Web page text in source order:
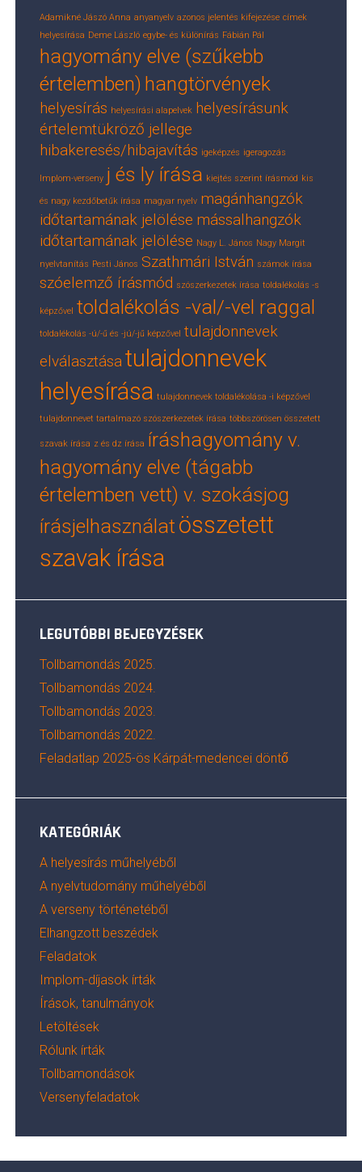
Adamikné Jászó Anna anyanyelv azonos jelentés kifejezése címek
helyesírása Deme László egybe- és különírás Fábián Pál
hagyomány elve (szűkebb
értelemben) hangtörvények
helyesírás helyesírási alapelvek helyesírásunk
értelemtükröző jellege
hibakeresés/hibajavítás igeképzés igeragozás
Implom-verseny j és ly írása kiejtés szerint írásmód kis
és nagy kezdőbetűk írása magyar nyelv magánhangzók
időtartamának jelölése mássalhangzók
időtartamának jelölése Nagy L. János Nagy Margit
nyelvtanítás Pesti János Szathmári István számok írása
szóelemző írásmód szószerkezetek írása toldalékolás -s
képzővel toldalékolás -val/-vel raggal
toldalékolás -ú/-ű és -jú/-jű képzővel tulajdonnevek
elválasztásatulajdonnevek
helyesírása tulajdonnevek toldalékolása -i képzővel
tulajdonnevet tartalmazó szószerkezetek írása többszörösen összetett
szavak írása z és dz írása íráshagyomány v.
hagyomány elve (tágabb
értelemben vett) v. szokásjog
írásjelhasználatösszetett
szavak írása
LEGUTÓBBI BEJEGYZÉSEK
Tollbamondás 2025.
Tollbamondás 2024.
Tollbamondás 2023.
Tollbamondás 2022.
Feladatlap 2025-ös Kárpát-medencei döntő
KATEGÓRIÁK
A helyesírás műhelyéből
A nyelvtudomány műhelyéből
A verseny történetéből
Elhangzott beszédek
Feladatok
Implom-díjasok írták
Írások, tanulmányok
Letöltések
Rólunk írták
Tollbamondások
Versenyfeladatok